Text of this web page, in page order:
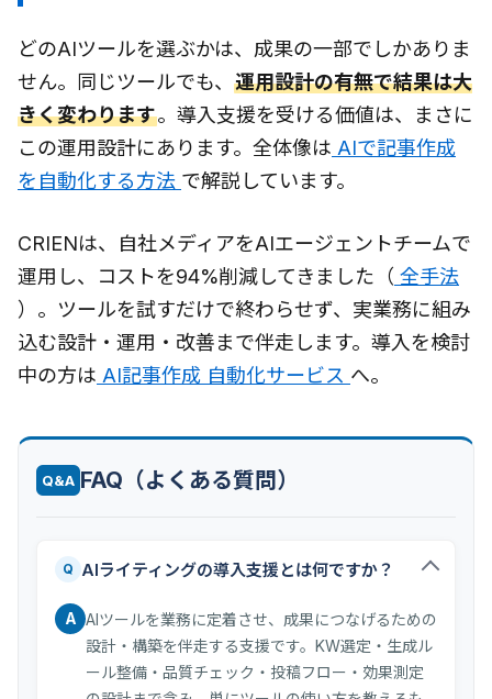
どのAIツールを選ぶかは、成果の一部でしかありま
せん。同じツールでも、 運用設計の有無で結果は大
きく変わります。導入支援を受ける価値は、まさに
この運用設計にあります。全体像は AIで記事作成
を自動化する方法 で解説しています。
CRIENは、自社メディアをAIエージェントチームで
運用し、コストを94%削減してきました（ 全手法
）。ツールを試すだけで終わらせず、実業務に組み
込む設計・運用・改善まで伴走します。導入を検討
中の方は AI記事作成 自動化サービス へ。
Q&A FAQ（よくある質問）
Q AIライティングの導入支援とは何ですか？
A AIツールを業務に定着させ、成果につなげるための
設計・構築を伴走する支援です。KW選定・生成ル
ール整備・品質チェック・投稿フロー・効果測定